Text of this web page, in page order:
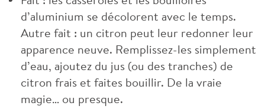
d’aluminium se décolorent avec le temps.
Autre fait : un citron peut leur redonner leur
apparence neuve. Remplissez-les simplement
d’eau, ajoutez du jus (ou des tranches) de
citron frais et faites bouillir. De la vraie
magie… ou presque.